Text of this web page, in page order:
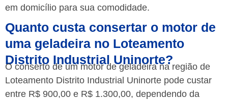
em domicílio para sua comodidade.
Quanto custa consertar o motor de
uma geladeira no Loteamento
Distrito Industrial Uninorte?
O conserto de um motor de geladeira na região de
Loteamento Distrito Industrial Uninorte pode custar
entre R$ 900,00 e R$ 1.300,00, dependendo da